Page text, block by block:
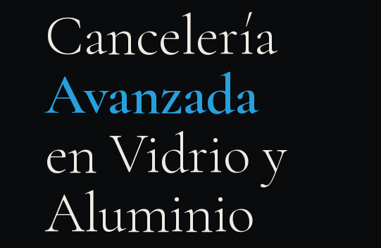
Cancelería
Avanzada
en Vidrio y
Aluminio